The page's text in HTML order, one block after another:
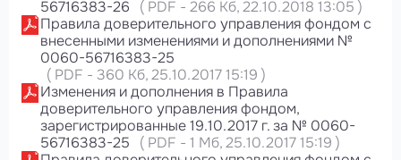
56716383-26
( PDF - 266 Кб, 22.10.2018 13:05 )
Правила доверительного управления фондом с
внесенными изменениями и дополнениями №
0060-56716383-25
( PDF - 360 Кб, 25.10.2017 15:19 )
Изменения и дополнения в Правила
доверительного управления фондом,
зарегистрированные 19.10.2017 г. за № 0060-
56716383-25
( PDF - 1 Мб, 25.10.2017 15:19 )